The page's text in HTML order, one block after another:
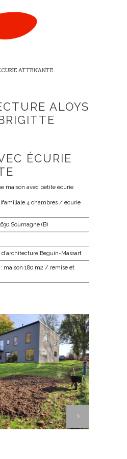
ATTENANTE
ALOYS
ÉCURIE
maison avec petite écurie
4 chambres / écurie
Soumagne (B)
Beguin-Massart
maison 180 m2 / remise et